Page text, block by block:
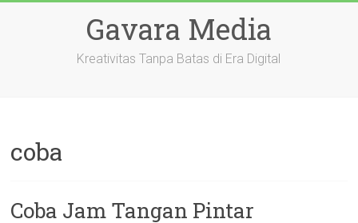
Gavara Media
Kreativitas Tanpa Batas di Era Digital
coba
Coba Jam Tangan Pintar